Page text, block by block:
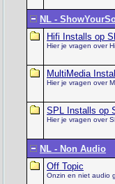
NL -
Hifi Installs op
Hier je vragen over
MultiMedia
Hier je vragen over
SPL Installs op
Hier je vragen over
NL - Non Audio
Off Topic
Onzin en niet audio